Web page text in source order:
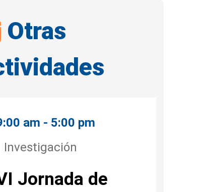
Otras
am - 5:00 pm
Investigación
Jornada de